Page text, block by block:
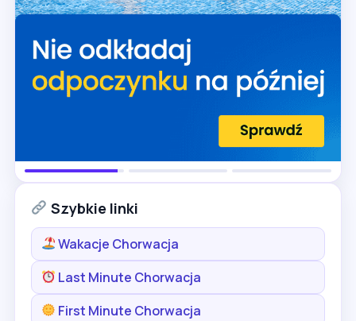
Szybkie linki
Wakacje Chorwacja
Last Minute Chorwacja
First Minute Chorwacja